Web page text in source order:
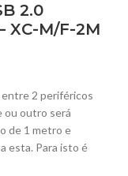
2.0
XC-M/F-2M
entre 2 periféricos
ou outro será
de 1 metro e
esta. Para isto é